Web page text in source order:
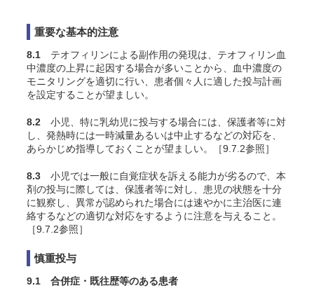
重要な基本的注意
8.1 テオフィリンによる副作用の発現は、テオフィリン血
中濃度の上昇に起因する場合が多いことから、血中濃度の
モニタリングを適切に行い、患者個々人に適した投与計画
を設定することが望ましい。
8.2 小児、特に乳幼児に投与する場合には、保護者等に対
し、発熱時には一時減量あるいは中止するなどの対応を、
あらかじめ指導しておくことが望ましい。［9.7.2参照］
8.3 小児では一般に自覚症状を訴える能力が劣るので、本
剤の投与に際しては、保護者等に対し、患児の状態を十分
に観察し、異常が認められた場合には速やかに主治医に連
絡するなどの適切な対応をするように注意を与えること。
［9.7.2参照］
慎重投与
9.1 合併症・既往歴等のある患者